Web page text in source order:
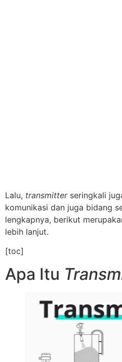
Lalu, transmitter seringkali
komunikasi dan juga bidang
lengkapnya, berikut
lebih lanjut.
[toc]
Apa Itu